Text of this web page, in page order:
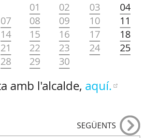
01 02 03
04
07 08 09 10
11
14 15 16 17
18
21 22 23 24
25
28 29 30
amb l'alcalde, aquí.
SEGÜENTS